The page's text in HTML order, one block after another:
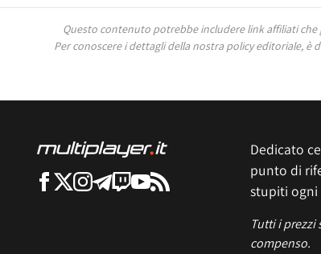
Questo contenuto potrebbe includere link affiliati che
Per conoscere i dettagli della nostra policy editoriale, è
Dedicato
punto di
stupiti ogni
Tutti i
compenso.